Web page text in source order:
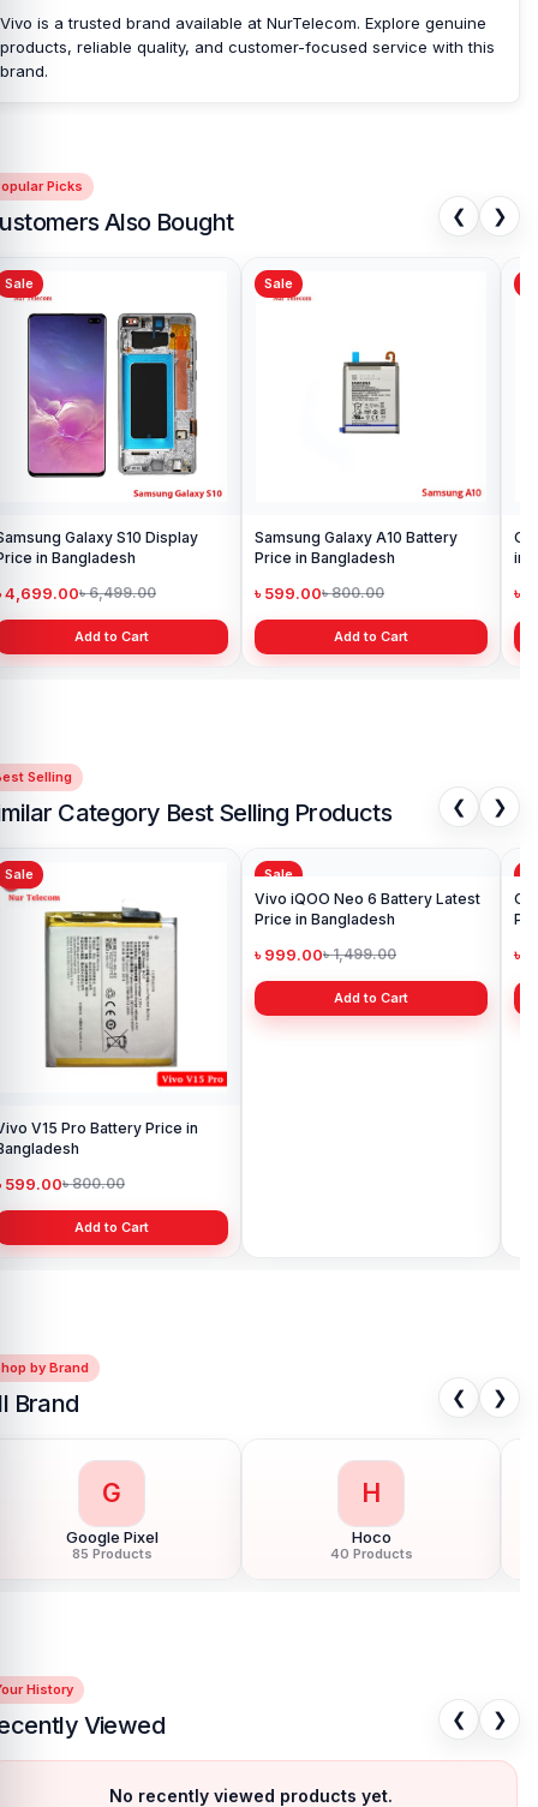
Vivo is a trusted brand available at NurTelecom. Explore genuine
products, reliable quality, and customer-focused service with this
brand.
Picks
Also Bought ❮ ❯
Sale
Galaxy S10 Display
in Bangladesh
4,699.00৳ 6,499.00
Add to Cart
Sale
Samsung Galaxy A10 Battery
Price in Bangladesh
৳ 599.00৳ 800.00
Add to Cart
in
৳
Selling
Category Best Selling Products ❮ ❯
Sale
V15 Pro Battery Price in
599.00৳ 800.00
Add to Cart
Sale
by Brand
Brand ❮ ❯
G
Google Pixel
85 Products
H
Hoco
40 Products
History
Viewed ❮ ❯
No recently viewed products yet.